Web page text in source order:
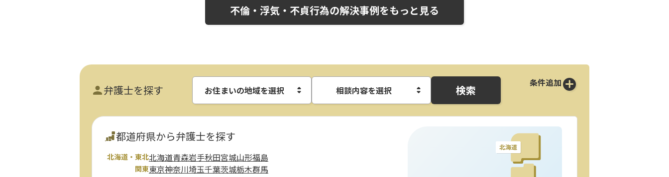
不倫・浮気・不貞行為の解決事例をもっと見る
弁護士を探す お住まいの地域を選択 相談内容を選択 検索
条件追加
都道府県から弁護士を探す
北海道・東北北海道青森岩手秋田宮城山形福島
関東東京神奈川埼玉千葉茨城栃木群馬